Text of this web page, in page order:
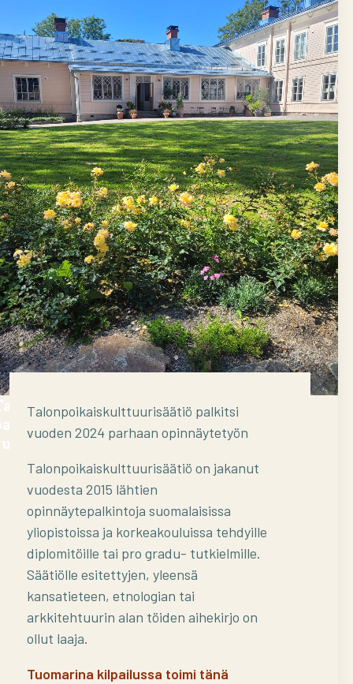
palkitsi
opinnäytetöitä jäsenistön
Paraisilla
Talonpoikaiskulttuurisäätiö palkitsi
vuoden 2024 parhaan opinnäytetyön
Talonpoikaiskulttuurisäätiö on jakanut
vuodesta 2015 lähtien
opinnäytepalkintoja suomalaisissa
yliopistoissa ja korkeakouluissa tehdyille
diplomitöille tai pro gradu- tutkielmille.
Säätiölle esitettyjen, yleensä
kansatieteen, etnologian tai
arkkitehtuurin alan töiden aihekirjo on
ollut laaja.
Tuomarina kilpailussa toimi tänä